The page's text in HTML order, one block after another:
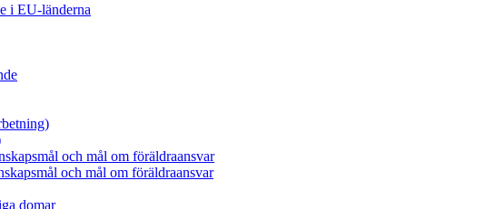
i EU-länderna
och mål om föräldraansvar
och mål om föräldraansvar
domar